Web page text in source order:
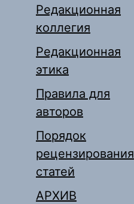
Редакционная
коллегия
Редакционная
этика
Правила для
авторов
Порядок
рецензирования
статей
АРХИВ